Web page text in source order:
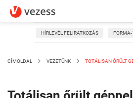
HÍRLEVÉL FELIRATKOZÁS
CÍMOLDAL VEZETÜNK TOTÁLISAN ŐRÜLT